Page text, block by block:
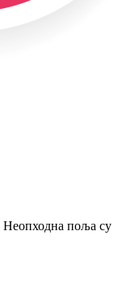
Неопходна поља су